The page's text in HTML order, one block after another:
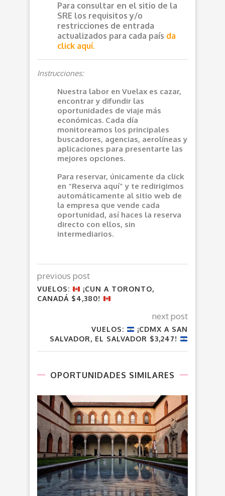
Para consultar en el sitio de la
SRE los requisitos y/o
restricciones de entrada
actualizados para cada país da
click aquí.
Instrucciones:
Nuestra labor en Vuelax es cazar,
encontrar y difundir las
oportunidades de viaje más
económicas. Cada día
monitoreamos los principales
buscadores, agencias, aerolíneas y
aplicaciones para presentarte las
mejores opciones.
Para reservar, únicamente da click
en “Reserva aquí” y te redirigimos
automáticamente al sitio web de
la empresa que vende cada
oportunidad, así haces la reserva
directo con ellos, sin
intermediarios.
previous post
VUELOS:
¡CUN A TORONTO,
CANADÁ $4,380!
next post
VUELOS:
¡CDMX A SAN
SALVADOR, EL SALVADOR $3,247!
OPORTUNIDADES SIMILARES